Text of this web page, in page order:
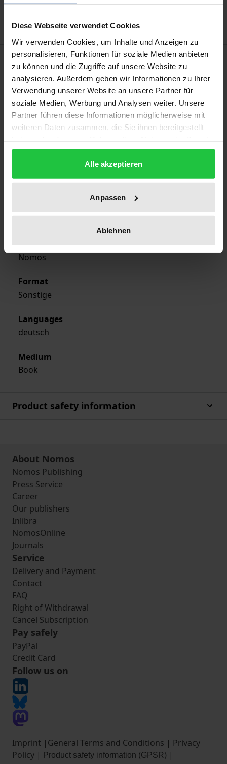
Diese Webseite verwendet Cookies
Wir verwenden Cookies, um Inhalte und Anzeigen zu
personalisieren, Funktionen für soziale Medien anbieten
zu können und die Zugriffe auf unsere Website zu
analysieren. Außerdem geben wir Informationen zu Ihrer
Verwendung unserer Website an unsere Partner für
soziale Medien, Werbung und Analysen weiter. Unsere
Partner führen diese Informationen möglicherweise mit
weiteren Daten zusammen, die Sie ihnen bereitgestellt
gesammelt haben.
Alle akzeptieren
Anpassen
Ablehnen
Delivery cost notice
Bibliographical data
Edition
1
ISBN
Publication Date
Jan 1, 1970
Publisher
Nomos
Format
Sonstige
Languages
deutsch
Medium
Book
Product safety information
About Nomos
Nomos Publishing
Press Service
Career
Our publishers
Inlibra
NomosOnline
Journals
Service
Delivery and Payment
Contact
FAQ
Right of Withdrawal
Cancel Subscription
Pay safely
PayPal
Credit Card
Follow us on
Imprint | General Terms and Conditions | Privacy
Policy | Product safety information (GPSR) |